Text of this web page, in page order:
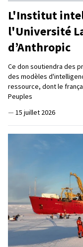
L'Institut
l'Université
d’Anthropic
Ce don soutiendra des
des modèles
ressource, dont le
Peuples
— 15 juillet 2026